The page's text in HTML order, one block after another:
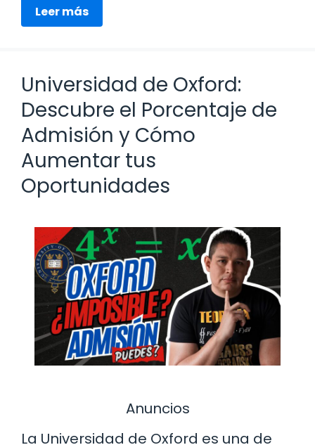
Leer más
Universidad de Oxford:
Descubre el Porcentaje de
Admisión y Cómo
Aumentar tus
Oportunidades
Anuncios
La Universidad de Oxford es una de